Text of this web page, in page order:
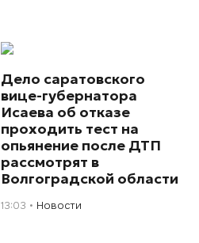
Дело саратовского
вице-губернатора
Исаева об отказе
проходить тест на
опьянение после ДТП
рассмотрят в
Волгоградской области
13:03 Новости